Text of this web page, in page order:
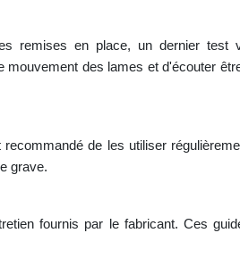
remises en place, un dernier test
des lames et d'écouter
de les utiliser
grave.
fournis par le fabricant. Ces